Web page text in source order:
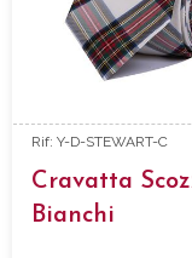
Rif: Y-D-STEWART-C
Cravatta
Bianchi